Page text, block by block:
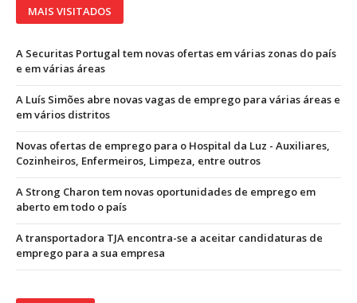
MAIS VISITADOS
A Securitas Portugal tem novas ofertas em várias zonas do país
e em várias áreas
A Luís Simões abre novas vagas de emprego para várias áreas e
em vários distritos
Novas ofertas de emprego para o Hospital da Luz - Auxiliares,
Cozinheiros, Enfermeiros, Limpeza, entre outros
A Strong Charon tem novas oportunidades de emprego em
aberto em todo o país
A transportadora TJA encontra-se a aceitar candidaturas de
emprego para a sua empresa